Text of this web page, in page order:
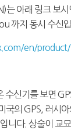
아래 링크 보시
까지 동시 수신
en/product/
수신기를 보면
국의 GPS, 러시
니다. 상술이 교